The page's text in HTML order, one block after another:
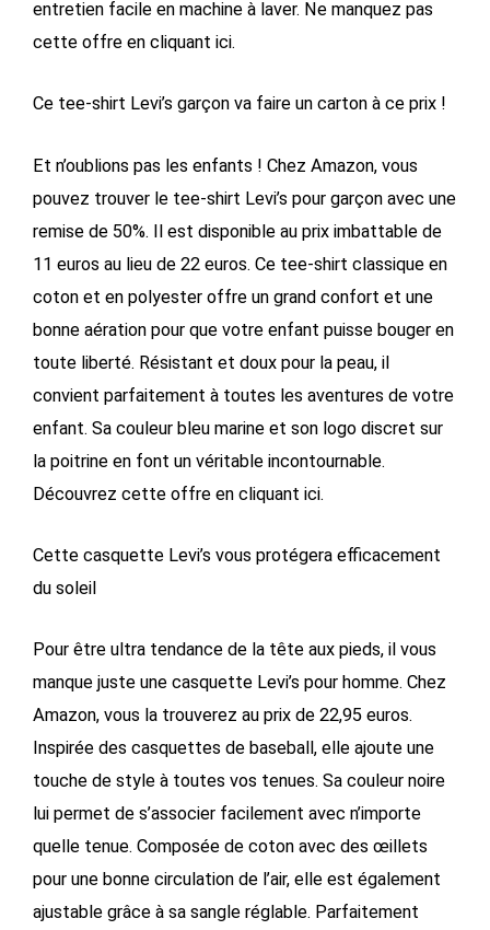
entretien facile en machine à laver. Ne manquez pas
cette offre en cliquant ici.
Ce tee-shirt Levi’s garçon va faire un carton à ce prix !
Et n’oublions pas les enfants ! Chez Amazon, vous
pouvez trouver le tee-shirt Levi’s pour garçon avec une
remise de 50%. Il est disponible au prix imbattable de
11 euros au lieu de 22 euros. Ce tee-shirt classique en
coton et en polyester offre un grand confort et une
bonne aération pour que votre enfant puisse bouger en
toute liberté. Résistant et doux pour la peau, il
convient parfaitement à toutes les aventures de votre
enfant. Sa couleur bleu marine et son logo discret sur
la poitrine en font un véritable incontournable.
Découvrez cette offre en cliquant ici.
Cette casquette Levi’s vous protégera efficacement
du soleil
Pour être ultra tendance de la tête aux pieds, il vous
manque juste une casquette Levi’s pour homme. Chez
Amazon, vous la trouverez au prix de 22,95 euros.
Inspirée des casquettes de baseball, elle ajoute une
touche de style à toutes vos tenues. Sa couleur noire
lui permet de s’associer facilement avec n’importe
quelle tenue. Composée de coton avec des œillets
pour une bonne circulation de l’air, elle est également
ajustable grâce à sa sangle réglable. Parfaitement